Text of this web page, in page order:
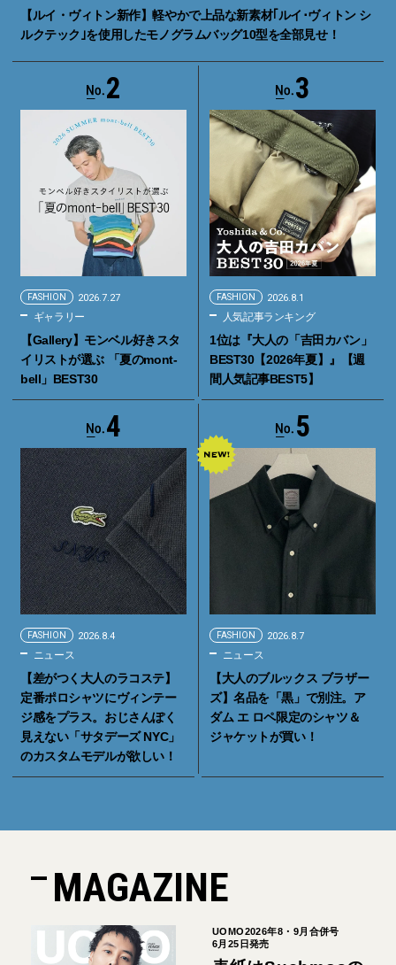
【ルイ・ヴィトン新作】軽やかで上品な新素材｢ルイ･ヴィトン シ
ルクテック｣を使用したモノグラムバッグ10型を全部見せ！
2
FASHION 2026.7.27
ギャラリー
【Gallery】モンベル好きスタ
イリストが選ぶ 「夏のmont-
bell」BEST30
3
FASHION 2026.8.1
人気記事ランキング
1位は『大人の「吉田カバン」
BEST30【2026年夏】』【週
間人気記事BEST5】
4
FASHION 2026.8.4
ニュース
【差がつく大人のラコステ】
定番ポロシャツにヴィンテー
ジ感をプラス。おじさんぽく
見えない「サタデーズ NYC」
のカスタムモデルが欲しい！
5
FASHION 2026.8.7
ニュース
【大人のブルックス ブラザー
ズ】名品を「黒」で別注。ア
ダム エ ロペ限定のシャツ＆
ジャケットが買い！
MAGAZINE
UOMO2026年8・9月合併号
6月25日発売